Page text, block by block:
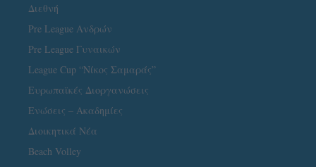
Διεθνή
Pre League Ανδρών
Pre League Γυναικών
League Cup “Νίκος Σαμαράς”
Ευρωπαϊκές Διοργανώσεις
Ενώσεις – Ακαδημίες
Διοικητικά Νέα
Beach Volley